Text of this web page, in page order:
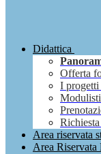
Didattica
Offerta
I progetti
Area riservata
Area Riservata